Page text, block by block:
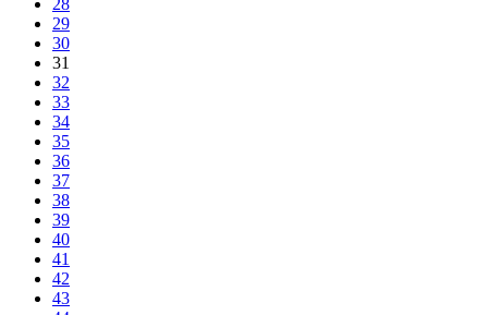
29
30
31
32
33
34
35
36
37
38
39
40
41
42
43